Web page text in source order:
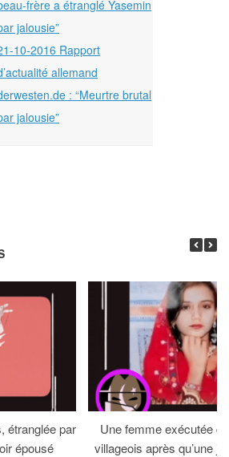
frère a étranglé Yasemin
jalousie”
10-2016 Rapport
allemand
: “Meurtre brutal
jalousie”
étranglée par
épousé
Une femme exécutée
villageois après qu’une